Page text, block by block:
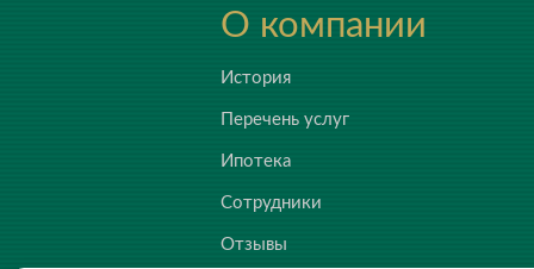
О компании
История
Перечень услуг
Ипотека
Сотрудники
Отзывы